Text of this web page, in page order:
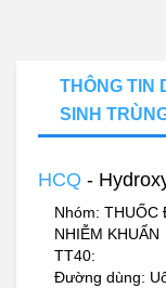
THÔNG TIN
SINH
HCQ -
Nhóm: THUỐC
NHIỄM KHUẨN
TT40:
Đường dùng: